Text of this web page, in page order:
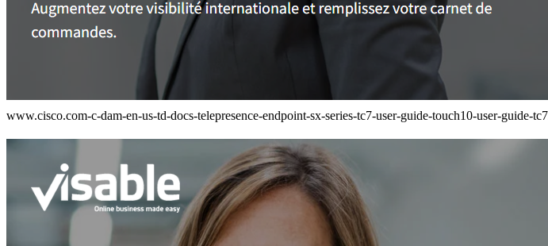
www.cisco.com-c-dam-en-us-td-docs-telepresence-endpoint-sx-series-tc7-user-guide-touch10-user-guide-